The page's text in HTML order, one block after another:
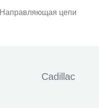
Направляющая цепи
Cadillac